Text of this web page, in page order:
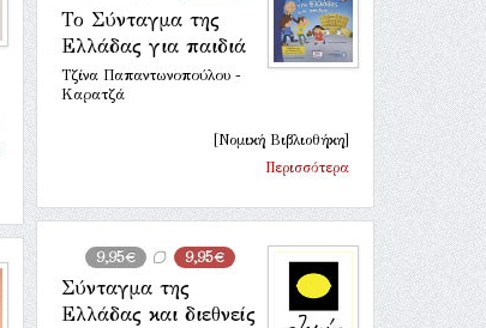
Το Σύνταγμα της
Ελλάδας για παιδιά
Τζίνα Παπαντωνοπούλου -
Καρατζά
[Νομική Βιβλιοθήκη]
Περισσότερα
9,95€ 9,95€
Σύνταγμα της
Ελλάδας και διεθνείς